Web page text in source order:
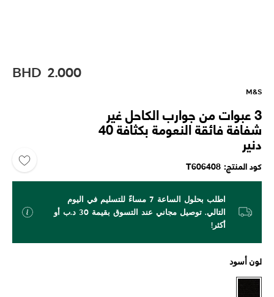
BHD 2.000
M&S
3 عبوات من جوارب الكاحل غير
شفافة فائقة النعومة بكثافة 40
دنير
كود المنتج T606408
اطلب بحلول الساعة 7 مساءً للتسليم في اليوم
التالي. توصيل مجاني عند التسوق بقيمة 30 د.ب أو
أكثر!
لون أسود